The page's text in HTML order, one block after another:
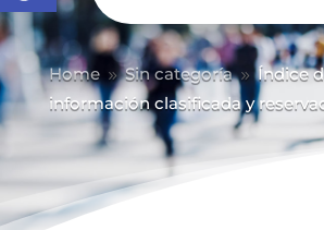
Home 9 Sin categoría 9 Índice
información clasificada y